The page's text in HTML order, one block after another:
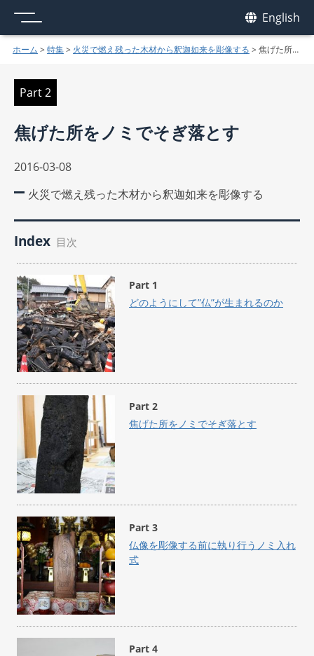
English
ホーム > 特集> 火災で燃え残った木材から釈迦如来を彫像する > 焦げた所をノミでそぎ落とす
Part 2
焦げた所をノミでそぎ落とす
2016-03-08
火災で燃え残った木材から釈迦如来を彫像する
Index 目次
Part 1
どのようにして”仏”が生まれるのか
Part 2
焦げた所をノミでそぎ落とす
Part 3
仏像を彫像する前に執り行うノミ入れ
式
Part 4